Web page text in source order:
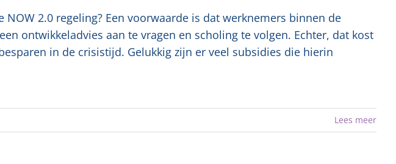
2.0 regeling? Een voorwaarde is dat werknemers binnen de
ontwikkeladvies aan te vragen en scholing te volgen. Echter, dat kost
in de crisistijd. Gelukkig zijn er veel subsidies die hierin
Lees meer